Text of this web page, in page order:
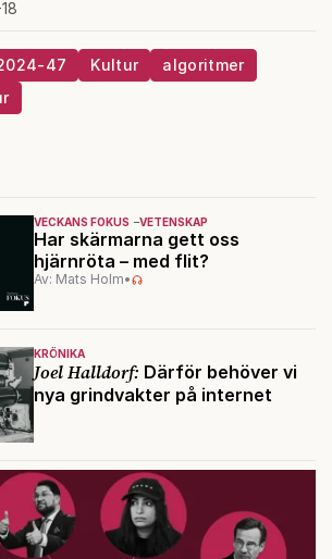
47 Kultur
algoritmer
VECKANS FOKUS VETENSKAP
Har skärmarna gett oss
hjärnröta – med flit?
Av: Mats Holm•
KRÖNIKA
Joel Halldorf: Därför behöver vi
nya grindvakter på internet